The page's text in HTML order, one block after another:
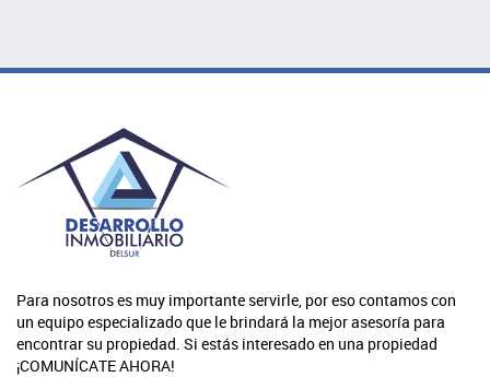
Para nosotros es muy importante servirle, por eso contamos con
un equipo especializado que le brindará la mejor asesoría para
encontrar su propiedad. Si estás interesado en una propiedad
¡COMUNÍCATE AHORA!